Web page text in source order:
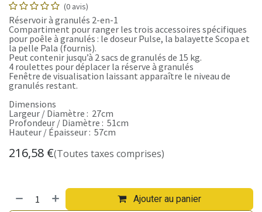
(0 avis)
Réservoir à granulés 2-en-1
Compartiment pour ranger les trois accessoires spécifiques
pour poêle à granulés : le doseur Pulse, la balayette Scopa et
la pelle Pala (fournis).
Peut contenir jusqu’à 2 sacs de granulés de 15 kg.
4 roulettes pour déplacer la réserve à granulés
Fenêtre de visualisation laissant apparaître le niveau de
granulés restant.
Dimensions
Largeur / Diamètre : 27cm
Profondeur / Diamètre : 51cm
Hauteur / Épaisseur : 57cm
216,58 €(Toutes taxes comprises)
Ajouter au panier